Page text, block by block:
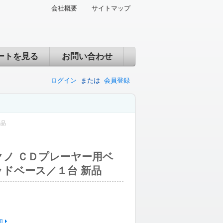
会社概要 サイトマップ
トを見る お問い合わせ
ログイン または 会員登録
ノ ＣＤプレーヤー用ベ
ベース／１台 新品